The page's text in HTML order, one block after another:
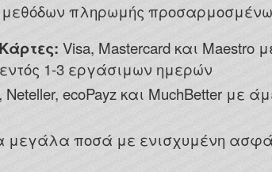
πληρωμής
Visa, Mastercard και
1-3 εργάσιμων ημερών
Neteller, ecoPayz και MuchBetter με
μεγάλα ποσά με ενισχυμένη